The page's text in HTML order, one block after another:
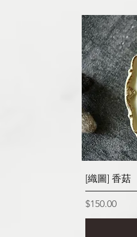
[織圖] 香菇
價格
$150.00